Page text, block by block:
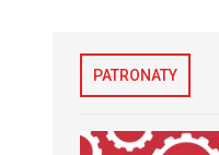
PATRONATY